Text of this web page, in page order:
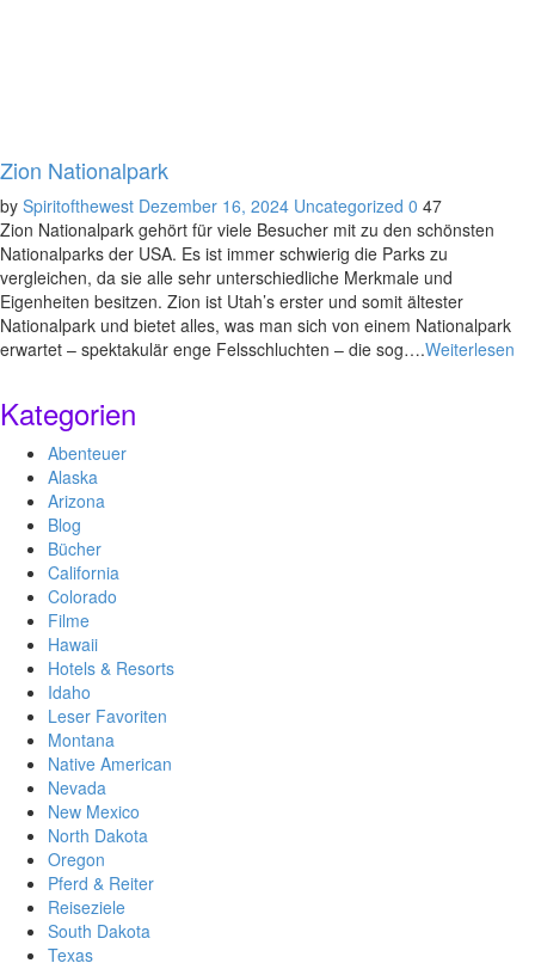
Zion Nationalpark
by Spiritofthewest Dezember 16, 2024 Uncategorized 0 47
Zion Nationalpark gehört für viele Besucher mit zu den schönsten
Nationalparks der USA. Es ist immer schwierig die Parks zu
vergleichen, da sie alle sehr unterschiedliche Merkmale und
Eigenheiten besitzen. Zion ist Utah’s erster und somit ältester
Nationalpark und bietet alles, was man sich von einem Nationalpark
erwartet – spektakulär enge Felsschluchten – die sog….Weiterlesen
Kategorien
Abenteuer
Alaska
Arizona
Blog
Bücher
California
Colorado
Filme
Hawaii
Hotels & Resorts
Idaho
Leser Favoriten
Montana
Native American
Nevada
New Mexico
North Dakota
Oregon
Pferd & Reiter
Reiseziele
South Dakota
Texas